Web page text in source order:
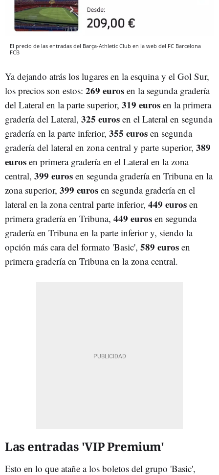
El precio de las entradas del Barça-Athletic Club en la web del FC Barcelona
FCB
Ya dejando atrás los lugares en la esquina y el Gol Sur,
los precios son estos: 269 euros en la segunda gradería
del Lateral en la parte superior, 319 euros en la primera
gradería del Lateral, 325 euros en el Lateral en segunda
gradería en la parte inferior, 355 euros en segunda
gradería del lateral en zona central y parte superior, 389
euros en primera gradería en el Lateral en la zona
central, 399 euros en segunda gradería en Tribuna en la
zona superior, 399 euros en segunda gradería en el
lateral en la zona central parte inferior, 449 euros en
primera gradería en Tribuna, 449 euros en segunda
gradería en Tribuna en la parte inferior y, siendo la
opción más cara del formato 'Basic', 589 euros en
primera gradería en Tribuna en la zona central.
Las entradas 'VIP Premium'
Esto en lo que atañe a los boletos del grupo 'Basic',